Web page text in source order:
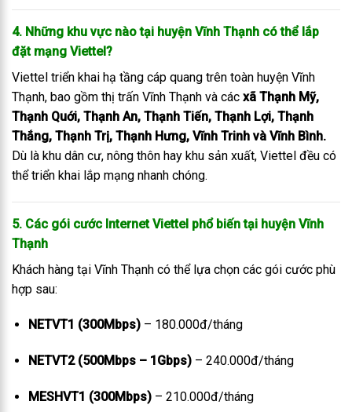
4. Những khu vực nào tại huyện Vĩnh Thạnh có thể lắp
đặt mạng Viettel?
Viettel triển khai hạ tầng cáp quang trên toàn huyện Vĩnh
Thạnh, bao gồm thị trấn Vĩnh Thạnh và các xã Thạnh Mỹ,
Thạnh Quới, Thạnh An, Thạnh Tiến, Thạnh Lợi, Thạnh
Thắng, Thạnh Trị, Thạnh Hưng, Vĩnh Trinh và Vĩnh Bình.
Dù là khu dân cư, nông thôn hay khu sản xuất, Viettel đều có
thể triển khai lắp mạng nhanh chóng.
5. Các gói cước Internet Viettel phổ biến tại huyện Vĩnh
Thạnh
Khách hàng tại Vĩnh Thạnh có thể lựa chọn các gói cước phù
hợp sau:
NETVT1 (300Mbps)– 180.000đ/tháng
NETVT2 (500Mbps – 1Gbps)– 240.000đ/tháng
MESHVT1 (300Mbps)– 210.000đ/tháng